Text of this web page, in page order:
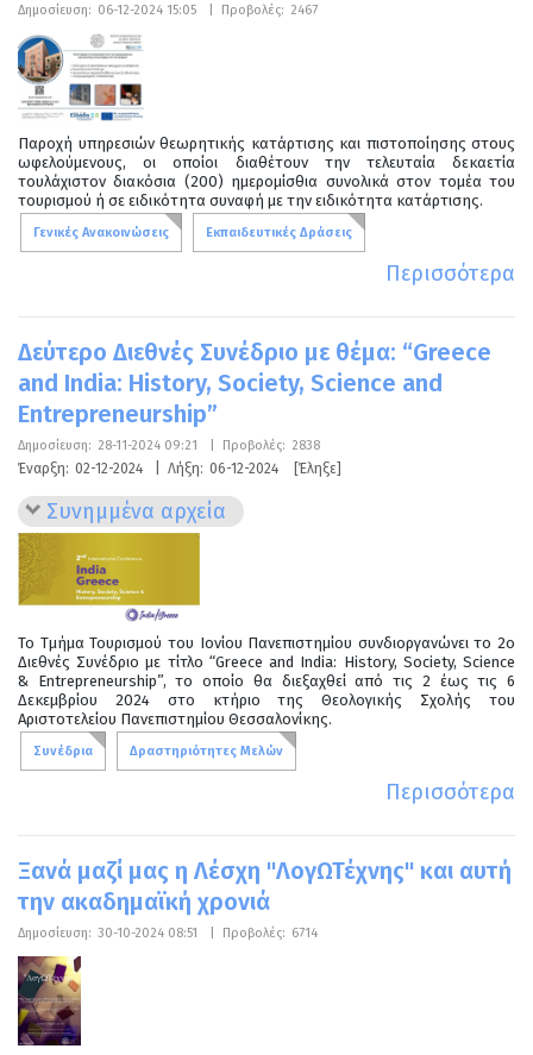
Δημοσίευση: 06-12-2024 15:05 Προβολές: 2467
Παροχή υπηρεσιών θεωρητικής κατάρτισης και πιστοποίησης στους
ωφελούμενους, οι οποίοι διαθέτουν την τελευταία δεκαετία
τουλάχιστον διακόσια (200) ημερομίσθια συνολικά στον τομέα του
τουρισμού ή σε ειδικότητα συναφή με την ειδικότητα κατάρτισης.
Γενικές Ανακοινώσεις Εκπαιδευτικές Δράσεις
Περισσότερα
Δεύτερο Διεθνές Συνέδριο με θέμα: “Greece
and India: History, Society, Science and
Entrepreneurship”
Δημοσίευση: 28-11-2024 09:21 Προβολές: 2838
Έναρξη: 02-12-2024 Λήξη: 06-12-2024 [Έληξε]
Συνημμένα αρχεία
Το Τμήμα Τουρισμού του Ιονίου Πανεπιστημίου συνδιοργανώνει το 2ο
Διεθνές Συνέδριο με τίτλο “Greece and India: History, Society, Science
& Entrepreneurship”, το οποίο θα διεξαχθεί από τις 2 έως τις 6
Δεκεμβρίου 2024 στο κτήριο της Θεολογικής Σχολής του
Αριστοτελείου Πανεπιστημίου Θεσσαλονίκης.
Συνέδρια Δραστηριότητες Μελών
Περισσότερα
Ξανά μαζί μας η Λέσχη "ΛογΩΤέχνης" και αυτή
την ακαδημαϊκή χρονιά
Δημοσίευση: 30-10-2024 08:51 Προβολές: 6714